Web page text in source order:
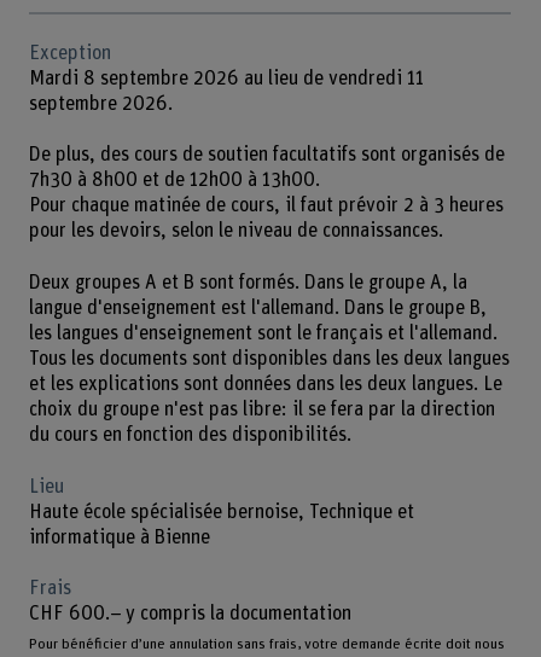
Exception
Mardi 8 septembre 2026 au lieu de vendredi 11
septembre 2026.
De plus, des cours de soutien facultatifs sont organisés de
7h30 à 8h00 et de 12h00 à 13h00.
Pour chaque matinée de cours, il faut prévoir 2 à 3 heures
pour les devoirs, selon le niveau de connaissances.
Deux groupes A et B sont formés. Dans le groupe A, la
langue d'enseignement est l'allemand. Dans le groupe B,
les langues d'enseignement sont le français et l'allemand.
Tous les documents sont disponibles dans les deux langues
et les explications sont données dans les deux langues. Le
choix du groupe n'est pas libre: il se fera par la direction
du cours en fonction des disponibilités.
Lieu
Haute école spécialisée bernoise, Technique et
informatique à Bienne
Frais
CHF 600.– y compris la documentation
Pour bénéficier d’une annulation sans frais, votre demande écrite doit nous